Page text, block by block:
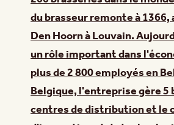
du brasseur remonte à
Den Hoorn à Louvain.
un rôle important dans
plus de 2 800 employés en
Belgique, l'entreprise gère 5
centres de distribution et le